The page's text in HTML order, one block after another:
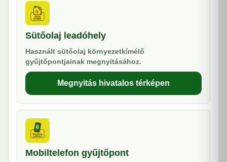
Sütőolaj leadóhely
Használt sütőolaj környezetkímélő
gyűjtőpontjainak megnyitásához.
Megnyitás hivatalos térképen
Mobiltelefon gyűjtőpont